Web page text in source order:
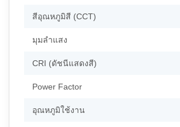
สีอุณหภูมิสี (CCT)
มุมลำแสง
CRI (ดัชนีแสดงสี)
Power Factor
อุณหภูมิใช้งาน